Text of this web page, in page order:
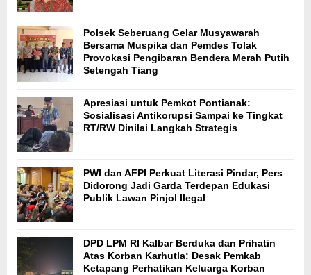
Polsek Seberuang Gelar Musyawarah
Bersama Muspika dan Pemdes Tolak
Provokasi Pengibaran Bendera Merah Putih
Setengah Tiang
Apresiasi untuk Pemkot Pontianak:
Sosialisasi Antikorupsi Sampai ke Tingkat
RT/RW Dinilai Langkah Strategis
PWI dan AFPI Perkuat Literasi Pindar, Pers
Didorong Jadi Garda Terdepan Edukasi
Publik Lawan Pinjol Ilegal
DPD LPM RI Kalbar Berduka dan Prihatin
Atas Korban Karhutla: Desak Pemkab
Ketapang Perhatikan Keluarga Korban